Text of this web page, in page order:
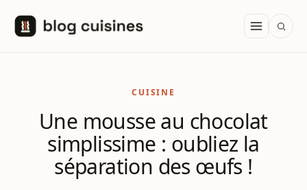
CUISINE
Une mousse au chocolat
simplissime : oubliez la
séparation des œufs !